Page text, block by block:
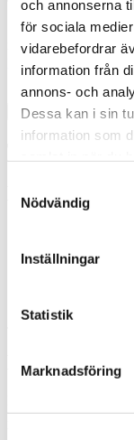
och annonserna
för sociala
vidarebefordrar
information från
annons- och
Dessa kan i sin
information som
Nödvändig
Inställningar
Statistik
Marknadsföring
Jag godkänner att
mitt ärende.* Läs
personuppgifter .
Misslyckades
Du kan få mer
Jag vill ha rådgivning
Besparing
kommer över tid att